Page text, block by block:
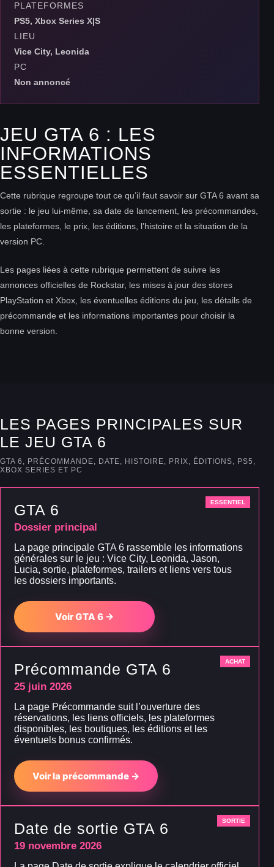
PLATEFORMES
PS5, Xbox Series X|S
LIEU
Vice City, Leonida
PC
Non annoncé
JEU GTA 6 : LES
INFORMATIONS
ESSENTIELLES
Cette rubrique regroupe tout ce qu’il faut savoir sur GTA 6 avant sa
sortie : le jeu lui-même, sa date de lancement, les précommandes,
les plateformes, le prix, les éditions, l’histoire et la situation de la
version PC.
Les pages liées à cette rubrique permettent de suivre les
annonces officielles de Rockstar, les mises à jour des stores
PlayStation et Xbox, les éventuelles éditions du jeu, les détails de
précommande et les informations importantes pour choisir la
bonne version.
LES PAGES PRINCIPALES SUR
LE JEU GTA 6
GTA 6, PRÉCOMMANDE, DATE, HISTOIRE, PRIX, ÉDITIONS, PS5,
XBOX SERIES ET PC
ESSENTIEL
GTA 6
Dossier principal
La page principale GTA 6 rassemble les informations
générales sur le jeu : Vice City, Leonida, Jason,
Lucia, sortie, plateformes, trailers et liens vers tous
les dossiers importants.
Voir GTA 6 →
ACHAT
Précommande GTA 6
25 juin 2026
La page Précommande suit l’ouverture des
réservations, les liens officiels, les plateformes
disponibles, les boutiques, les éditions et les
éventuels bonus confirmés.
Voir la précommande →
SORTIE
Date de sortie GTA 6
19 novembre 2026